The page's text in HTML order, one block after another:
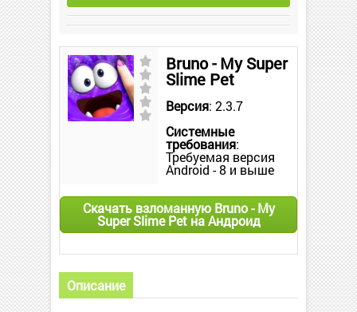
Bruno - My Super
Slime Pet
Версия: 2.3.7
Системные
требования:
Требуемая версия
Android - 8 и выше
Скачать взломанную Bruno - My
Super Slime Pet на Андроид
Описание